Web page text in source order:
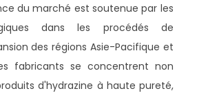
du marché est soutenue par les
dans les procédés de
des régions Asie-Pacifique et
fabricants se concentrent non
d'hydrazine à haute pureté,